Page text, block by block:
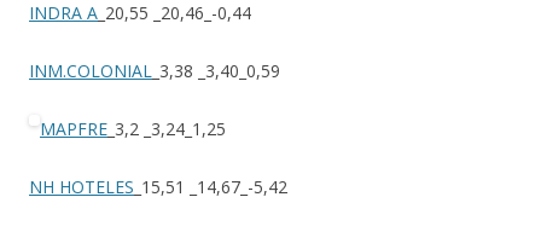
INDRA A _20,55 _20,46_-0,44
INM.COLONIAL _3,38 _3,40_0,59
MAPFRE _3,2 _3,24_1,25
NH HOTELES _15,51 _14,67_-5,42